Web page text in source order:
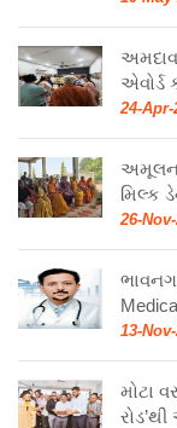
એવોર્ડ
24-Apr-
મિલ્ક
26-
13-
મોટા